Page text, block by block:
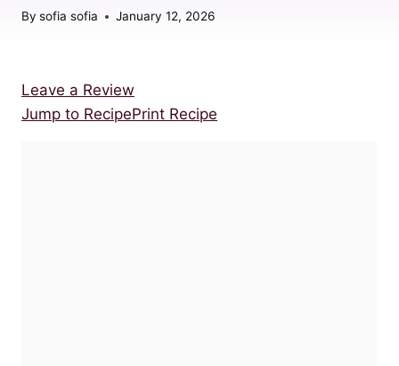
By sofia sofia January 12, 2026
Jump to RecipePrint Recipe
Leave a Review